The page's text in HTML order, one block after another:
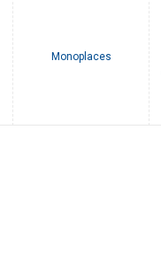
Monoplaces